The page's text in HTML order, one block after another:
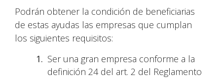
Podrán obtener la condición de beneficiarias
de estas ayudas las empresas que cumplan
los siguientes requisitos:
Ser una gran empresa conforme a la
definición 24 del art. 2 del Reglamento